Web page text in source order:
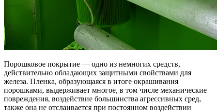
Порошковое покрытие — одно из немногих средств,
действительно обладающих защитными свойствами для
железа. Пленка, образующаяся в итоге окрашивания
порошками, выдерживает многое, в том числе механические
повреждения, воздействие большинства агрессивных сред,
также она не отслаивается при постоянном воздействии